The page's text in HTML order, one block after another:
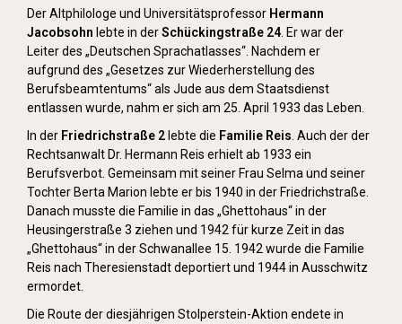
Der Altphilologe und Universitätsprofessor Hermann
Jacobsohn lebte in derSchückingstraße 24 . Er war der
Leiter des „Deutschen Sprachatlasses“. Nachdem er
aufgrund des „Gesetzes zur Wiederherstellung des
Berufsbeamtentums“ als Jude aus dem Staatsdienst
entlassen wurde, nahm er sich am 25. April 1933 das Leben.
In der Friedrichstraße 2lebte die Familie Reis . Auch der der
Rechtsanwalt Dr. Hermann Reis erhielt ab 1933 ein
Berufsverbot. Gemeinsam mit seiner Frau Selma und seiner
Tochter Berta Marion lebte er bis 1940 in der Friedrichstraße.
Danach musste die Familie in das „Ghettohaus“ in der
Heusingerstraße 3 ziehen und 1942 für kurze Zeit in das
„Ghettohaus“ in der Schwanallee 15. 1942 wurde die Familie
Reis nach Theresienstadt deportiert und 1944 in Ausschwitz
ermordet.
Die Route der diesjährigen Stolperstein-Aktion endete in